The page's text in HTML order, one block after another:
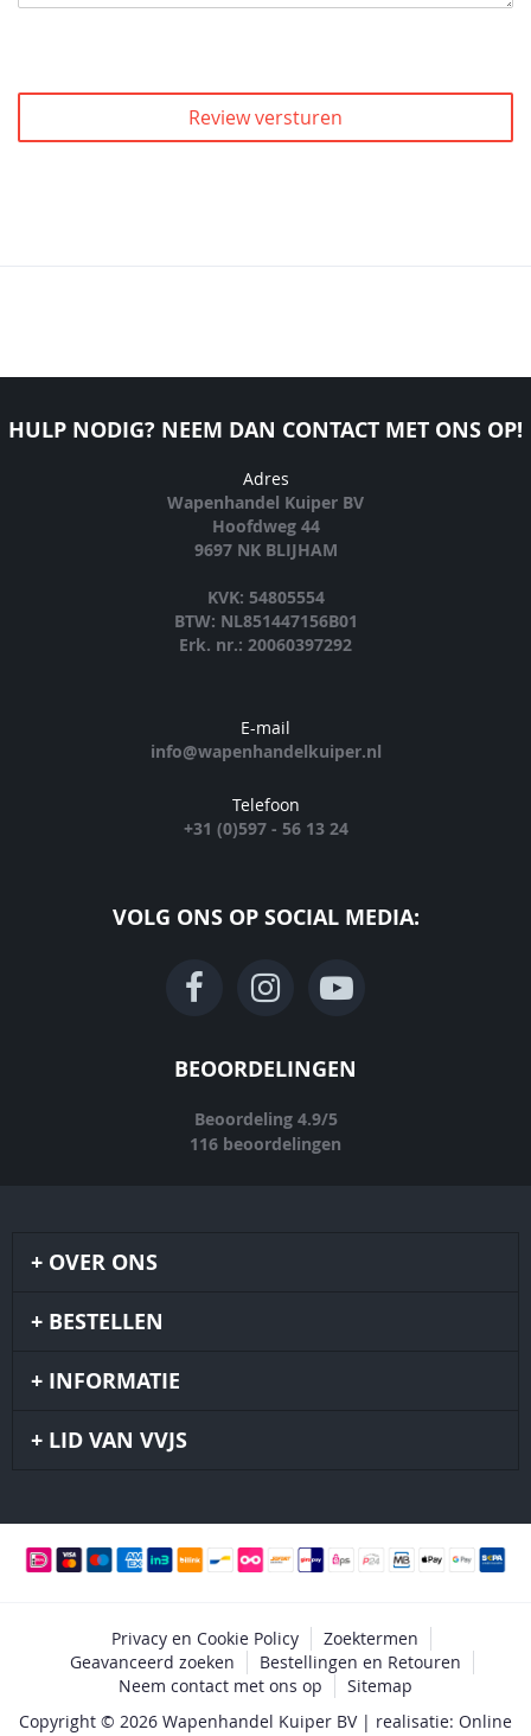
Review versturen
HULP NODIG? NEEM DAN CONTACT MET ONS OP!
Adres
Wapenhandel Kuiper BV
Hoofdweg 44
9697 NK BLIJHAM
KVK: 54805554
BTW: NL851447156B01
Erk. nr.: 20060397292
E-mail
info@wapenhandelkuiper.nl
Telefoon
+31 (0)597 - 56 13 24
VOLG ONS OP SOCIAL MEDIA:
BEOORDELINGEN
Beoordeling 4.9/5
116 beoordelingen
OVER ONS
BESTELLEN
INFORMATIE
LID VAN VVJS
Privacy en Cookie Policy
Zoektermen
Geavanceerd zoeken
Bestellingen en Retouren
Neem contact met ons op
Sitemap
Copyright © 2026 Wapenhandel Kuiper BV | realisatie: Online